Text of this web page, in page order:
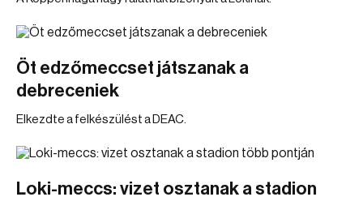
Öt edzőmeccset játszanak a
debreceniek
Elkezdte a felkészülést a DEAC.
Loki-meccs: vizet osztanak a stadion